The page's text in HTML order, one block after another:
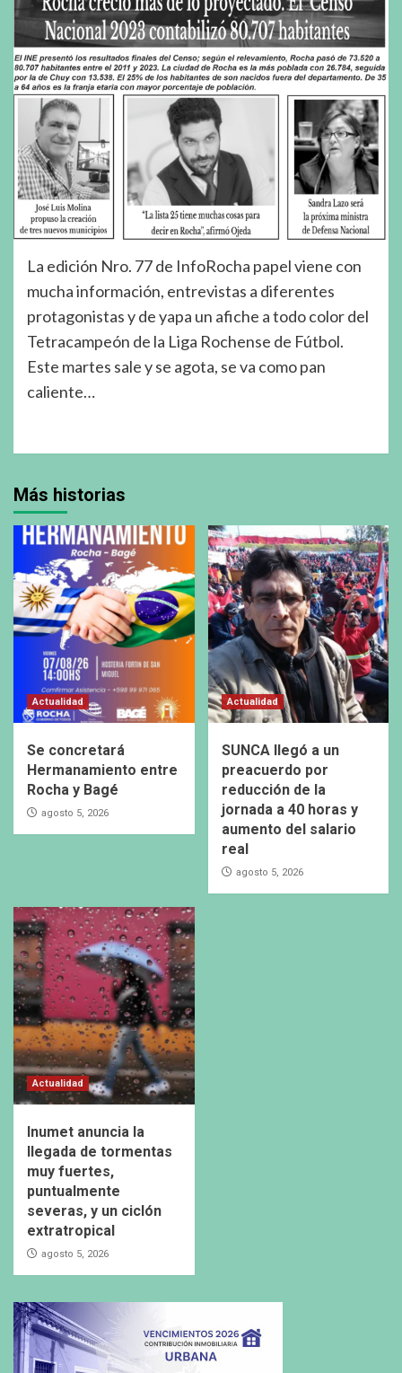
La edición Nro. 77 de InfoRocha papel viene con
mucha información, entrevistas a diferentes
protagonistas y de yapa un afiche a todo color del
Tetracampeón de la Liga Rochense de Fútbol.
Este martes sale y se agota, se va como pan
caliente…
Más historias
Actualidad
Se concretará
Hermanamiento entre
Rocha y Bagé
agosto 5, 2026
Actualidad
SUNCA llegó a un
preacuerdo por
reducción de la
jornada a 40 horas y
aumento del salario
real
agosto 5, 2026
Actualidad
Inumet anuncia la
llegada de tormentas
muy fuertes,
puntualmente
severas, y un ciclón
extratropical
agosto 5, 2026